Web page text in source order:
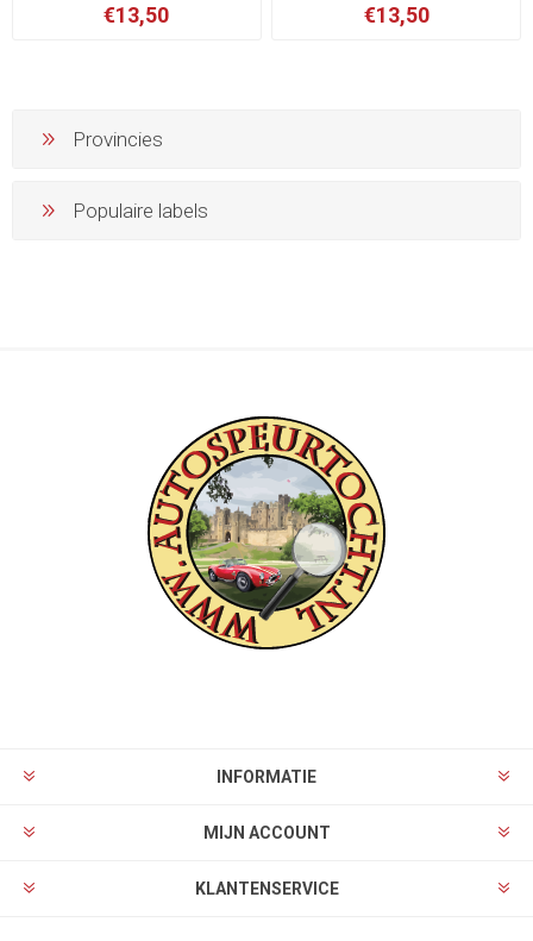
€13,50 €13,50
Provincies
Populaire labels
INFORMATIE
MIJN ACCOUNT
KLANTENSERVICE